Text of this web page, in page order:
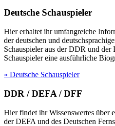
Deutsche Schauspieler
Hier erhaltet ihr umfangreiche
der deutschen und
Schauspieler aus der DDR und
Schauspieler eine ausführliche
» Deutsche Schauspieler
DDR / DEFA / DFF
Hier findet ihr Wissenswertes
der DEFA und des Deutschen